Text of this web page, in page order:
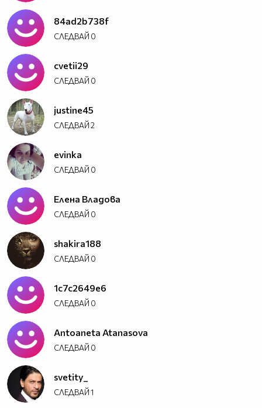
84ad2b738f
СЛЕДВАЙ 0
cvetii29
СЛЕДВАЙ 0
justine45
СЛЕДВАЙ2
evinka
СЛЕДВАЙ 0
Елена Владова
СЛЕДВАЙ 0
shakira188
СЛЕДВАЙ 0
1c7c2649e6
СЛЕДВАЙ 0
Antoaneta Atanasova
СЛЕДВАЙ 0
svetity_
СЛЕДВАЙ1